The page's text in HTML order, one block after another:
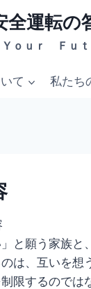
全運転の
Ｙｏｕｒ Ｆｕ
て 私たち
と願う家族と
は、互いを想
限するのでは